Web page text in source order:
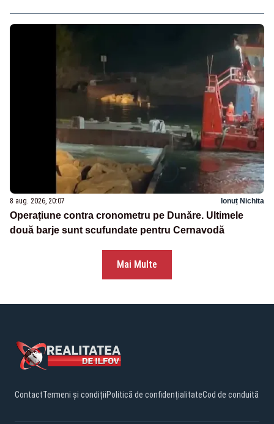
8 aug. 2026, 20:07 Ionuț Nichita
Operațiune contra cronometru pe Dunăre. Ultimele
două barje sunt scufundate pentru Cernavodă
Mai Multe
ContactTermeni și condițiiPolitică de confidențialitateCod de conduită